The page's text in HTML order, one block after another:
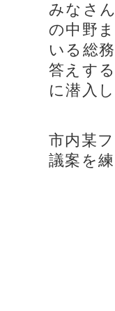
みなさ
の中野
いる総
答えす
に潜入
市内某
議案を